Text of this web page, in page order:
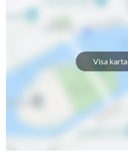
Visa karta